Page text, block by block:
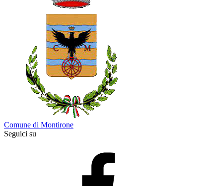
Comune di Montirone
Seguici su